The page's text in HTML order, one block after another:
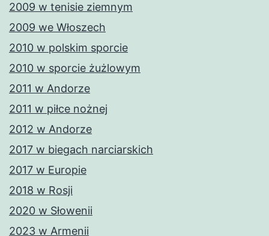
2009 w tenisie ziemnym
2009 we Włoszech
2010 w polskim sporcie
2010 w sporcie żużlowym
2011 w Andorze
2011 w piłce nożnej
2012 w Andorze
2017 w biegach narciarskich
2017 w Europie
2018 w Rosji
2020 w Słowenii
2023 w Armenii